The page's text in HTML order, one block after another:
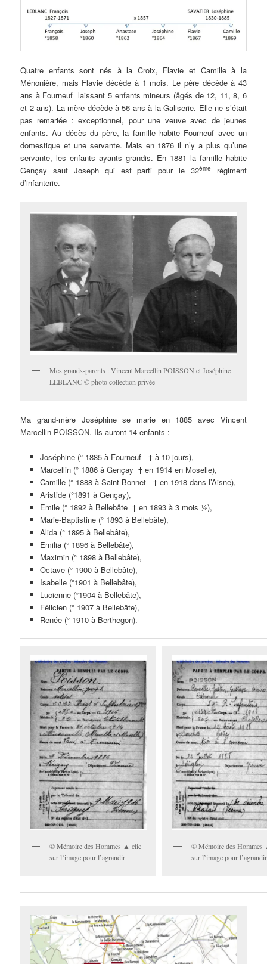
Quatre enfants sont nés à la Croix, Flavie et Camille à la
Ménonière, mais Flavie décède à 1 mois. Le père décède à 43
ans à Fourneuf laissant 5 enfants mineurs (âgés de 12, 11, 8, 6
et 2 ans). La mère décède à 56 ans à la Galiserie. Elle ne s’était
pas remariée : exceptionnel, pour une veuve avec de jeunes
enfants. Au décès du père, la famille habite Fourneuf avec un
domestique et une servante. Mais en 1876 il n’y a plus qu’une
servante, les enfants ayants grandis. En 1881 la famille habite
Gençay sauf Joseph qui est parti pour le 32ème
régiment
d’infanterie.
Mes grands-parents : Vincent Marcellin POISSON et Joséphine
LEBLANC © photo collection privée
Ma grand-mère Joséphine se marie en 1885 avec Vincent
Marcellin POISSON. Ils auront 14 enfants :
Joséphine (° 1885 à Fourneuf † à 10 jours),
Marcellin (° 1886 à Gençay † en 1914 en Moselle),
Camille (° 1888 à Saint-Bonnet † en 1918 dans l’Aisne),
Aristide (°1891 à Gençay),
Emile (° 1892 à Bellebâte † en 1893 à 3 mois ½),
Marie-Baptistine (° 1893 à Bellebâte),
Alida (° 1895 à Bellebâte),
Emilia (° 1896 à Bellebâte),
Maximin (° 1898 à Bellebâte),
Octave (° 1900 à Bellebâte),
Isabelle (°1901 à Bellebâte),
Lucienne (°1904 à Bellebâte),
Félicien (° 1907 à Bellebâte),
Renée (° 1910 à Berthegon).
© Mémoire des Hommes ▲ clic
sur l’image pour l’agrandir
© Mémoire des
sur l’image pour l’agrandir